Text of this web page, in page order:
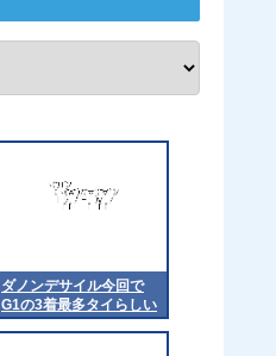
ダノンデサイル今回で
G1の3着最多タイらしい
で